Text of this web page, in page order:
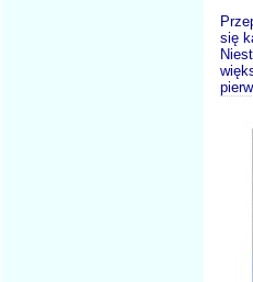
się